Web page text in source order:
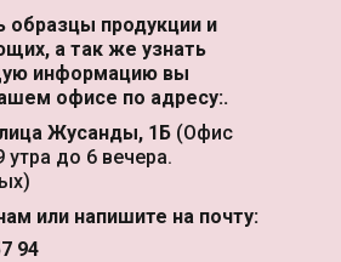
образцы продукции и
а так же узнать
информацию вы
офисе по адресу:.
Жусанды, 1Б (Офис
утра до 6 вечера.
94
или напишите на почту: